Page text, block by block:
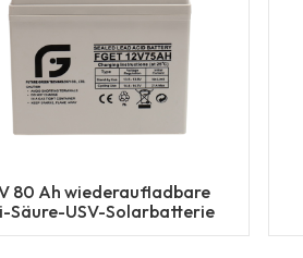
V 80 Ah wiederaufladbare
Säure-USV-Solarbatterie